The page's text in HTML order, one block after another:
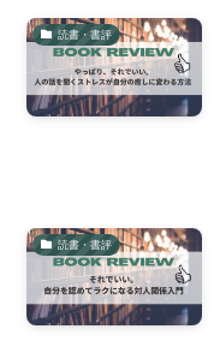
読書・書評
読書・書評